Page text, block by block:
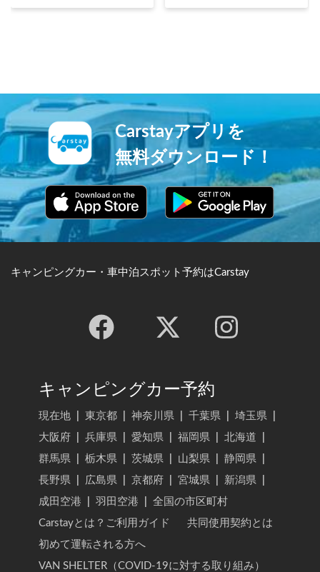
た山という意味で白根山白峰
景が登山者に人気です。 ※
北岳より夜明けの富士山を望
む © TAKAO_Tsushimaクリエ
イティブコモンズライセンス
（表示4.0 国際）
https://creativecommons.org/
licenses/by/4.0/
年に信玄の父：信虎が築いた
玄が祀られ、今でも「必勝の
神」として信仰を集めていま
す。
Carstayアプリを
無料ダウンロード！
キャンピングカー・車中泊スポット予約はCarstay
キャンピングカー予約
現在地 東京都 神奈川県 千葉県 埼玉県
大阪府
兵庫県 愛知県 福岡県 北海道
群馬県
栃木県 茨城県 山梨県 静岡県
長野県
広島県 京都府 宮城県 新潟県
成田空港
羽田空港
全国の市区町村
Carstayとは？ご利用ガイド
共同使用契約とは
初めて運転される方へ
VAN SHELTER（COVID-19に対する取り組み）